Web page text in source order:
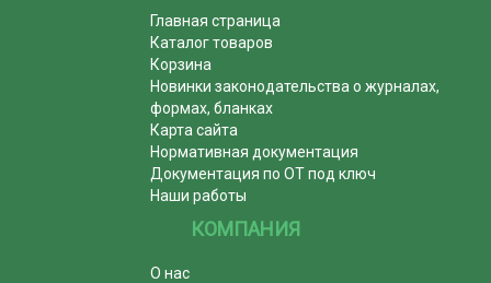
Главная страница
Каталог товаров
Корзина
Новинки законодательства о журналах,
формах, бланках
Карта сайта
Нормативная документация
Документация по ОТ под ключ
Наши работы
КОМПАНИЯ
О нас